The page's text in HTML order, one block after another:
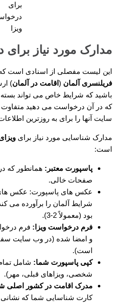
برای
ویزا
مدارک مورد نیاز برای
این لیست مفصلی از اسنادی است
فریلنسری آلمان ( اقامت در آلمان)
باشید که شرایط خاص می تواند
که در آن درخواست می دهید
سایت آنها را برای به روزترین
مدارک شناسایی مورد نیاز برای
است:
پاسپورت معتبر: همانطور که
صفحات خالی.
عکس های پاسپورت: عکس های
شرایط آلمان را برآورده می
بود (معمولاً 2-3).
فرم درخواست ویزا: فرم
و امضا شده (در وب سایت
است).
کپی پاسپورت شما: شامل
شخصی، ویزاهای قبلی، مهر).
مدرک اقامت در کشور اصلی
کارت شناسایی شما که